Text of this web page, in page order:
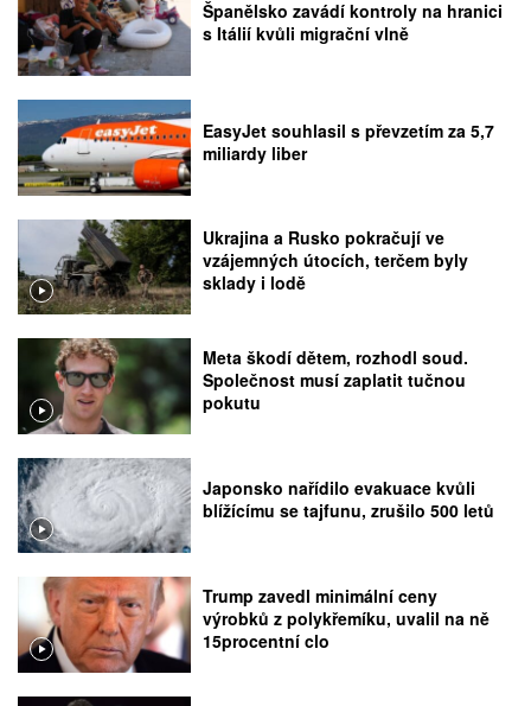
Španělsko zavádí kontroly na hranici
s Itálií kvůli migrační vlně
EasyJet souhlasil s převzetím za 5,7
miliardy liber
Ukrajina a Rusko pokračují ve
vzájemných útocích, terčem byly
sklady i lodě
Meta škodí dětem, rozhodl soud.
Společnost musí zaplatit tučnou
pokutu
Japonsko nařídilo evakuace kvůli
blížícímu se tajfunu, zrušilo 500 letů
Trump zavedl minimální ceny
výrobků z polykřemíku, uvalil na ně
15procentní clo